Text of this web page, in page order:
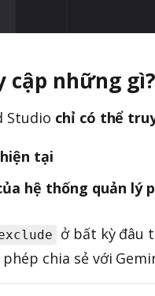
cập những gì?
Studio chỉ có thể
tại
hệ thống quản lý
ở bất kỳ đâu
chia sẻ với